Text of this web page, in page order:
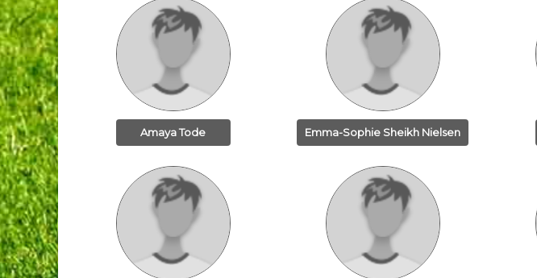
Amaya Tode Emma-Sophie Sheikh Nielsen